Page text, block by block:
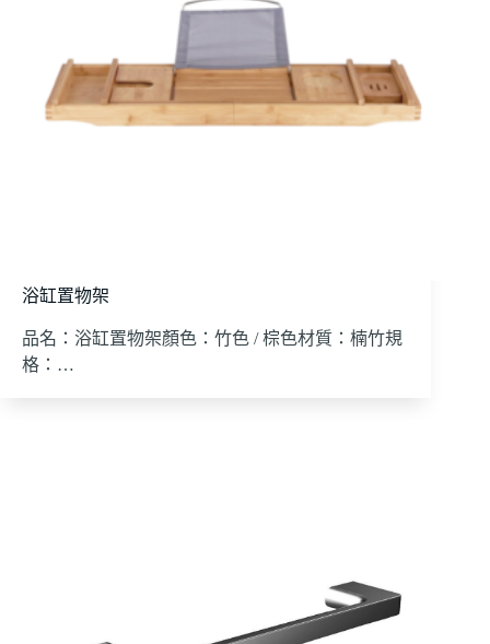
浴缸置物架
品名：浴缸置物架顏色：竹色 / 棕色材質：楠竹規
格：…